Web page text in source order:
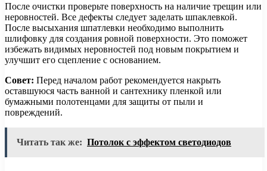
После очистки проверьте поверхность на наличие трещин или
неровностей. Все дефекты следует заделать шпаклевкой.
После высыхания шпатлевки необходимо выполнить
шлифовку для создания ровной поверхности. Это поможет
избежать видимых неровностей под новым покрытием и
улучшит его сцепление с основанием.
Совет: Перед началом работ рекомендуется накрыть
оставшуюся часть ванной и сантехнику пленкой или
бумажными полотенцами для защиты от пыли и
повреждений.
Читать так же: Потолок с эффектом светодиодов